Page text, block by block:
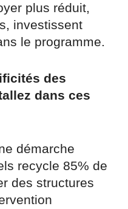
plus réduit,
investissent
le programme.
des
dans ces
démarche
recycle 85% de
des structures